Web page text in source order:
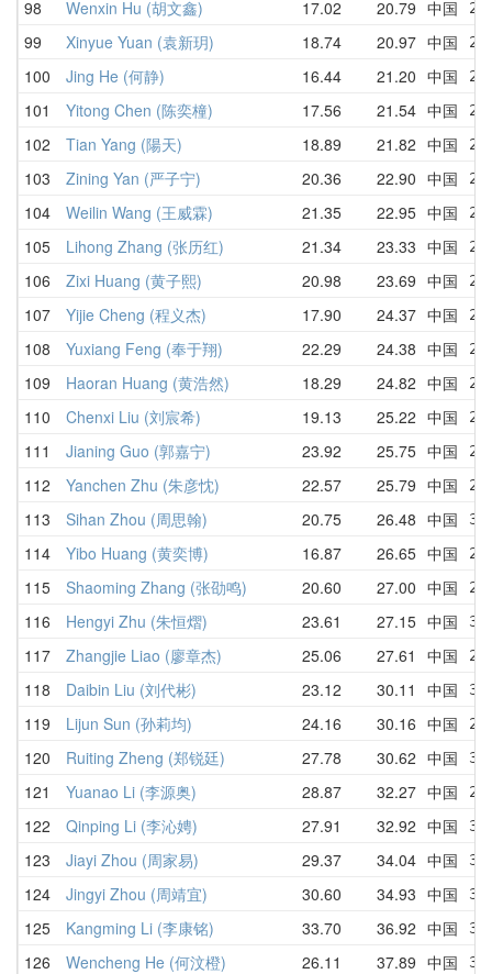
98 Wenxin Hu (胡文鑫) 17.02 20.79 中国
99 Xinyue Yuan (袁新玥) 18.74 20.97 中国
100 Jing He (何静) 16.44 21.20 中国
101 Yitong Chen (陈奕橦) 17.56 21.54 中国
102 Tian Yang (陽天) 18.89 21.82 中国
103 Zining Yan (严子宁) 20.36 22.90 中国
104 Weilin Wang (王威霖) 21.35 22.95 中国
105 Lihong Zhang (张历红) 21.34 23.33 中国
106 Zixi Huang (黄子熙) 20.98 23.69 中国
107 Yijie Cheng (程义杰) 17.90 24.37 中国
108 Yuxiang Feng (奉于翔) 22.29 24.38 中国
109 Haoran Huang (黄浩然) 18.29 24.82 中国
110 Chenxi Liu (刘宸希) 19.13 25.22 中国
111 Jianing Guo (郭嘉宁) 23.92 25.75 中国
112 Yanchen Zhu (朱彦忱) 22.57 25.79 中国
113 Sihan Zhou (周思翰) 20.75 26.48 中国
114 Yibo Huang (黄奕博) 16.87 26.65 中国
115 Shaoming Zhang (张劭鸣) 20.60 27.00 中国
116 Hengyi Zhu (朱恒熠) 23.61 27.15 中国
117 Zhangjie Liao (廖章杰) 25.06 27.61 中国
118 Daibin Liu (刘代彬) 23.12 30.11 中国
119 Lijun Sun (孙莉均) 24.16 30.16 中国
120 Ruiting Zheng (郑锐廷) 27.78 30.62 中国
121 Yuanao Li (李源奥) 28.87 32.27 中国
122 Qinping Li (李沁娉) 27.91 32.92 中国
123 Jiayi Zhou (周家易) 29.37 34.04 中国
124 Jingyi Zhou (周靖宜) 30.60 34.93 中国
125 Kangming Li (李康铭) 33.70 36.92 中国
126 Wencheng He (何汶橙) 26.11 37.89 中国